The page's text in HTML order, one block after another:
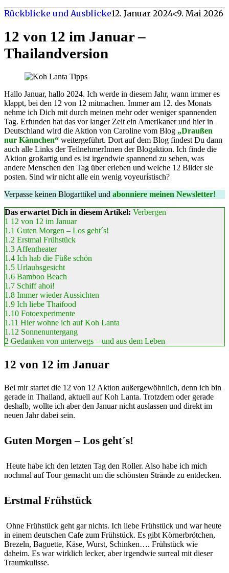
Rückblicke und Ausblicke12. Januar 2024<9. Mai 2026
12 von 12 im Januar –
Thailandversion
Hallo Januar, hallo 2024. Ich werde in diesem Jahr, wann immer es
klappt, bei den 12 von 12 mitmachen. Immer am 12. des Monats
nehme ich Dich mit durch meinen mehr oder weniger spannenden
Tag. Erfunden hat das vor langer Zeit ein Amerikaner und hier in
Deutschland wird die Aktion von Caroline vom Blog „Draußen
nur Kännchen“ weitergeführt. Dort auf dem Blog findest Du dann
auch alle Links der TeilnehmerInnen der Blogaktion. Ich finde die
Aktion großartig und es ist irgendwie spannend zu sehen, was
andere Menschen den Tag über erleben und welche 12 Bilder sie
posten. Sind wir nicht alle ein wenig voyeurístisch?
Verpasse keinen Blogarttikel und abonniere meinen Newsletter!
Das erwartet Dich in diesem Artikel: Verbergen
1 12 von 12 im Januar
1.1 Guten Morgen – Los geht´s!
1.2 Erstmal Frühstück
1.3 Affentheater
1.4 Ich hab die Füße schön
1.5 Urlaubsgesicht
1.6 Bamboo Beach
1.7 Schiff ahoi!
1.8 Immer wieder Aussichten
1.9 Ich liebe Thaifood
1.10 Fotoexperimente
1.11 Hier wohne ich auf Koh Lanta
1.12 Sonnenuntergang
2 Gedanken von unterwegs – und aus dem Leben
12 von 12 im Januar
Bei mir startet die 12 von 12 Aktion außergewöhnlich, denn ich bin
gerade in Thailand, aktuell auf Koh Lanta. Trotzdem oder gerade
deshalb, wollte ich aber den Januar nicht auslassen und direkt im
neuen Jahr dabei sein.
Guten Morgen – Los geht´s!
Heute habe ich den letzten Tag den Roller. Also habe ich mich
nochmal auf Tour gemacht um die schönsten Strände zu entdecken.
Erstmal Frühstück
Ohne Frühstück geht gar nichts. Ich liebe Frühstück und war heute
in einem deutschen Cafe zum Frühstück. Es gibt Körnerbrötchen,
Brezeln, Baguette, Käse, Wurst, Schinken…. Frühstück wie
daheim. Es war wirklich lecker, aber irgendwie surreal mit dieser
Traumkulisse.